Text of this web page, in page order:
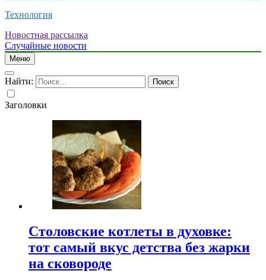
Технология
Новостная рассылка
Случайные новости
Меню
Найти:
Заголовки
Столовские котлеты в духовке:
тот самый вкус детства без жарки
на сковороде